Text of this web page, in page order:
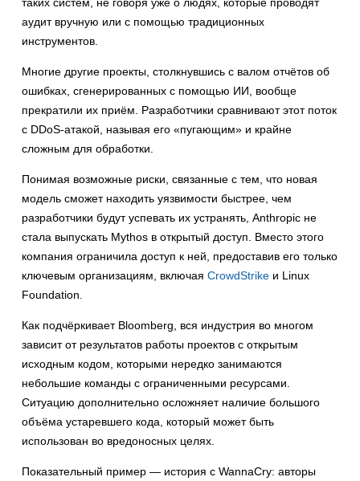
таких систем, не говоря уже о людях, которые проводят
аудит вручную или с помощью традиционных
инструментов.
Многие другие проекты, столкнувшись с валом отчётов об
ошибках, сгенерированных с помощью ИИ, вообще
прекратили их приём. Разработчики сравнивают этот поток
с DDoS-атакой, называя его «пугающим» и крайне
сложным для обработки.
Понимая возможные риски, связанные с тем, что новая
модель сможет находить уязвимости быстрее, чем
разработчики будут успевать их устранять, Anthropic не
стала выпускать Mythos в открытый доступ. Вместо этого
компания ограничила доступ к ней, предоставив его только
ключевым организациям, включая CrowdStrike и Linux
Foundation.
Как подчёркивает Bloomberg, вся индустрия во многом
зависит от результатов работы проектов с открытым
исходным кодом, которыми нередко занимаются
небольшие команды с ограниченными ресурсами.
Ситуацию дополнительно осложняет наличие большого
объёма устаревшего кода, который может быть
использован во вредоносных целях.
Показательный пример — история с WannaCry: авторы